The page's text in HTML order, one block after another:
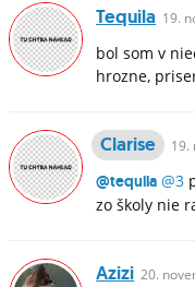
Tequila 19.
bol som v
hrozne,
Clarise 19.
@tequila @3
zo školy nie
Azizi 20.